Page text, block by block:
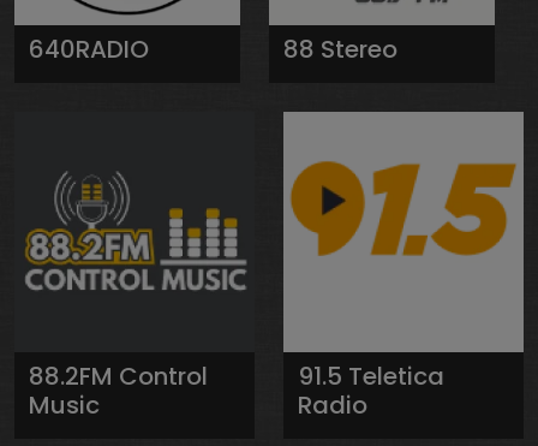
640RADIO 88 Stereo
88.2FM Control
Music
91.5 Teletica
Radio